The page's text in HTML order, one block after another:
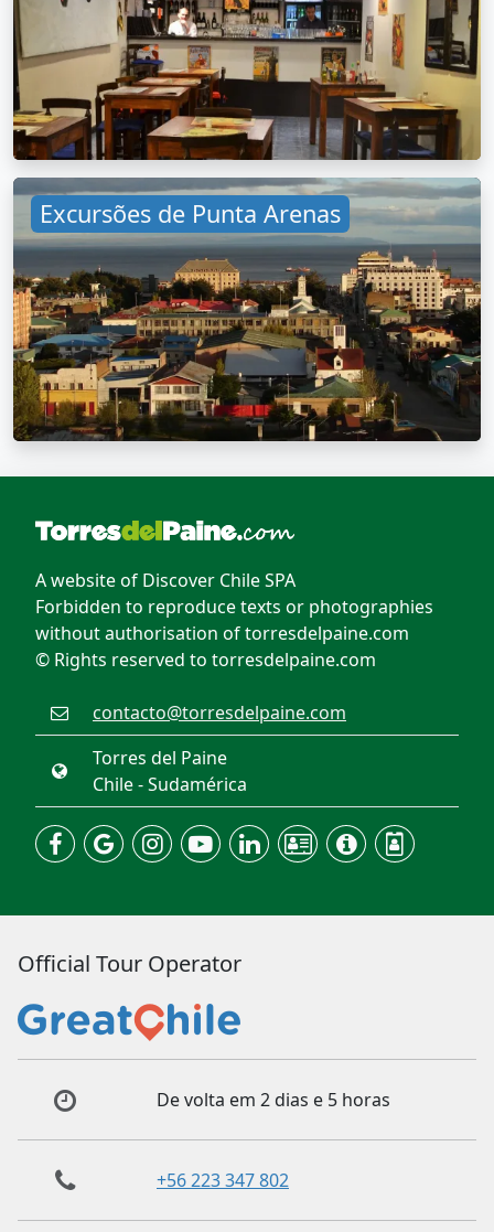
Excursões de Punta Arenas
A website of Discover Chile SPA
Forbidden to reproduce texts or photographies
without authorisation of torresdelpaine.com
© Rights reserved to torresdelpaine.com
contacto@torresdelpaine.com
Torres del Paine
Chile - Sudamérica
Official Tour Operator
De volta em 2 dias e 5 horas
+56 223 347 802